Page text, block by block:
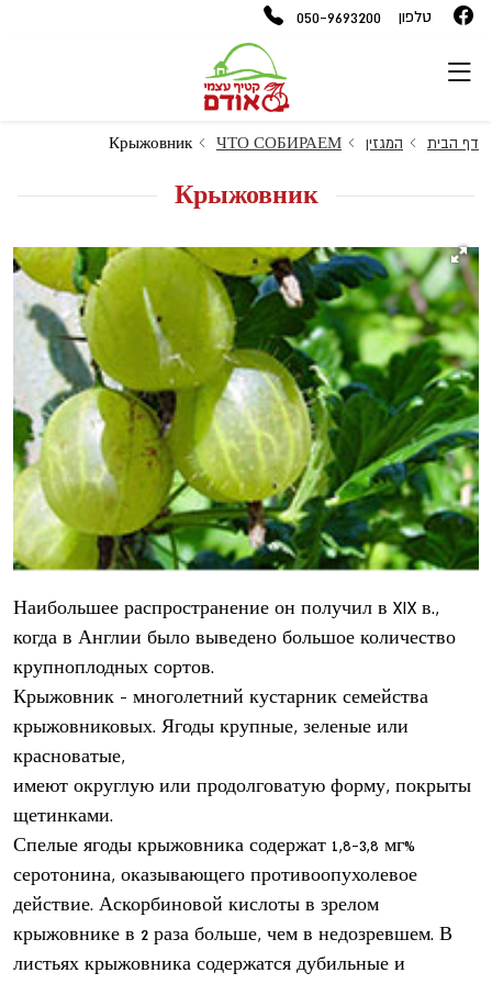
טלפון 050-9693200
דף הבית המגזין ЧТО СОБИРАЕМ
Крыжовник
Крыжовник
Наибольшее распространение он получил в XIX в.,
когда в Англии было выведено большое количество
крупноплодных сортов.
Крыжовник - многолетний кустарник семейства
крыжовниковых. Ягоды крупные, зеленые или
красноватые,
имеют округлую или продолговатую форму, покрыты
щетинками.
Спелые ягоды крыжовника содержат 1,8-3,8 мг%
серотонина, оказывающего противоопухолевое
действие. Аскорбиновой кислоты в зрелом
крыжовнике в 2 раза больше, чем в недозревшем. В
листьях крыжовника содержатся дубильные и